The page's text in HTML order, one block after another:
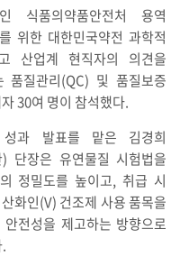
식품의약품안전처 용역
위한 대한민국약전 과학적
산업계 현직자의 의견을
품질관리(QC) 및 품질보증
30여 명이 참석했다.
과 발표를 맡은 김경희
단장은 유연물질 시험법을
정밀도를 높이고, 취급 시
화인(V) 건조제 사용 품목을
전성을 제고하는 방향으로